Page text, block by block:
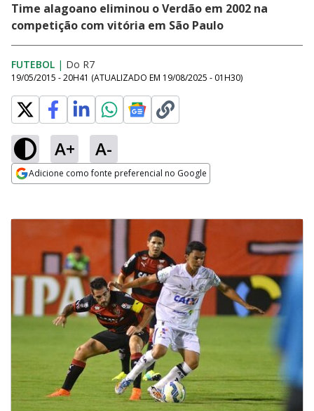
Time alagoano eliminou o Verdão em 2002 na
competição com vitória em São Paulo
FUTEBOL | Do R7
19/05/2015 - 20H41 (ATUALIZADO EM 19/08/2025 - 01H30)
A+ A-
Adicione como fonte preferencial no Google